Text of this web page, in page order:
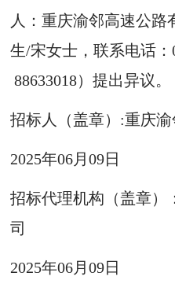
人：重庆渝邻高速公
生/宋女士，联系电话：
88633018）提出异议。
招标人（盖章）:重庆
2025年06月09日
招标代理机构（盖章）
司
2025年06月09日